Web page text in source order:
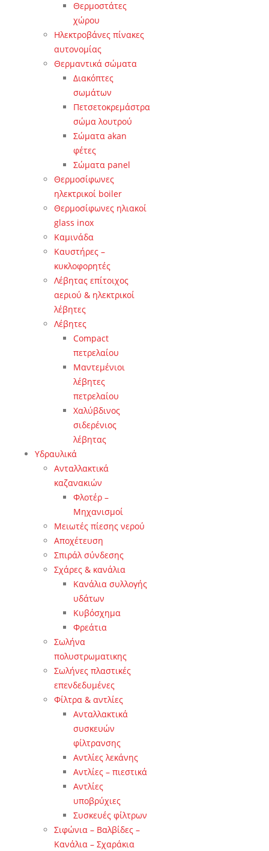
Θερμοστάτες
χώρου
Ηλεκτροβάνες πίνακες
αυτονομίας
Θερμαντικά σώματα
Διακόπτες
σωμάτων
Πετσετοκρεμάστρα
σώμα λουτρού
Σώματα akan
φέτες
Σώματα panel
Θερμοσίφωνες
ηλεκτρικοί boiler
Θερμοσίφωνες ηλιακοί
glass inox
Καμινάδα
Καυστήρες –
κυκλοφορητές
Λέβητας επίτοιχος
αεριού & ηλεκτρικοί
λέβητες
Λέβητες
Compact
πετρελαίου
Μαντεμένιοι
λέβητες
πετρελαίου
Χαλύβδινος
σιδερένιος
λέβητας
Υδραυλικά
Ανταλλακτικά
καζανακιών
Φλοτέρ –
Μηχανισμοί
Μειωτές πίεσης νερού
Αποχέτευση
Σπιράλ σύνδεσης
Σχάρες & κανάλια
Κανάλια συλλογής
υδάτων
Κυβόσχημα
Φρεάτια
Σωλήνα
πολυστρωματικης
Σωλήνες πλαστικές
επενδεδυμένες
Φίλτρα & αντλίες
Ανταλλακτικά
συσκευών
φίλτρανσης
Αντλίες λεκάνης
Αντλίες – πιεστικά
Αντλίες
υποβρύχιες
Συσκευές φίλτρων
Σιφώνια – Βαλβίδες –
Κανάλια – Σχαράκια